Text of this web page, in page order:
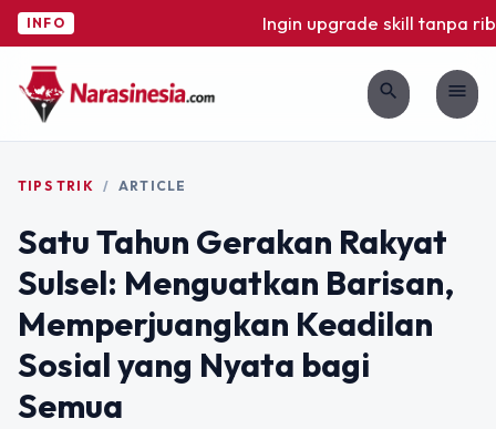
INFO Ingin upgrade skill tanpa
search menu
TIPS TRIK / ARTICLE
Satu Tahun Gerakan Rakyat
Sulsel: Menguatkan Barisan,
Memperjuangkan Keadilan
Sosial yang Nyata bagi
Semua